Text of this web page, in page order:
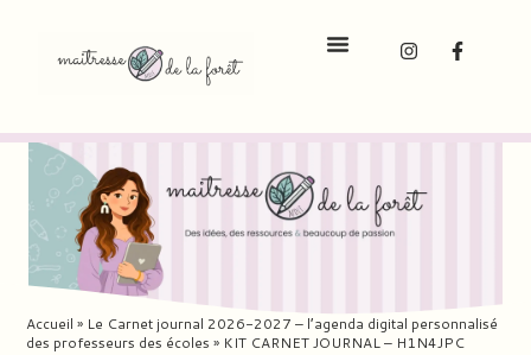
Accueil » Le Carnet journal 2026-2027 – l’agenda digital personnalisé
des professeurs des écoles » KIT CARNET JOURNAL – H1N4JPC